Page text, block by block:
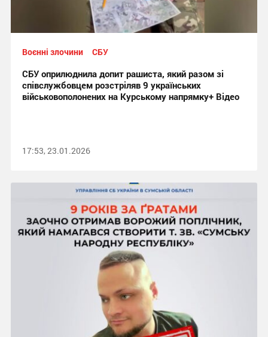
Воєнні злочини СБУ
СБУ оприлюднила допит рашиста, який разом зі
співслужбовцем розстріляв 9 українських
військовополонених на Курському напрямку+ Відео
17:53, 23.01.2026